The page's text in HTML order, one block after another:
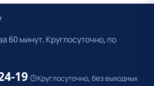
60 минут. Круглосуточно, по
19 Круглосуточно, без выходных